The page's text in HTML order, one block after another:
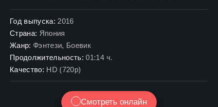
Год выпуска: 2016
Страна: Япония
Жанр: Фэнтези, Боевик
Продолжительность: 01:14 ч.
Качество: HD (720p)
Смотреть онлайн